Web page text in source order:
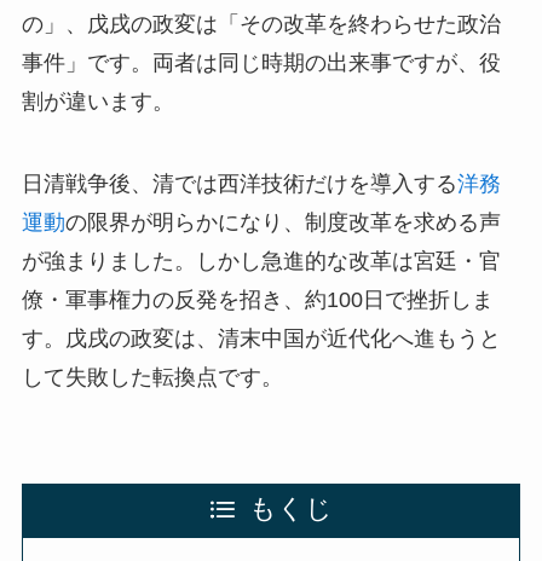
の」、戊戌の政変は「その改革を終わらせた政治
事件」です。両者は同じ時期の出来事ですが、役
割が違います。
日清戦争後、清では西洋技術だけを導入する洋務
運動の限界が明らかになり、制度改革を求める声
が強まりました。しかし急進的な改革は宮廷・官
僚・軍事権力の反発を招き、約100日で挫折しま
す。戊戌の政変は、清末中国が近代化へ進もうと
して失敗した転換点です。
もくじ